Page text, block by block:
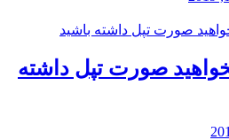
صورت تپل داشته